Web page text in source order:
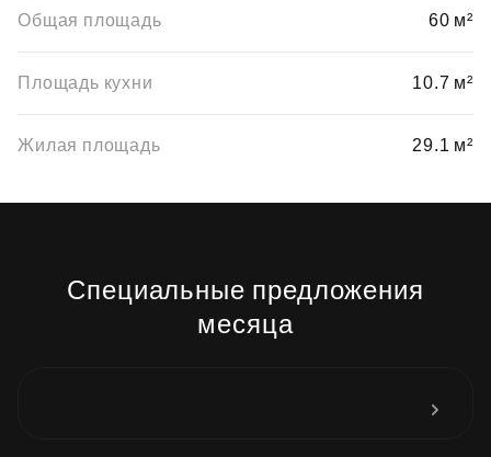
Общая площадь 60 м²
Площадь кухни 10.7 м²
Жилая площадь 29.1 м²
Специальные предложения
месяца